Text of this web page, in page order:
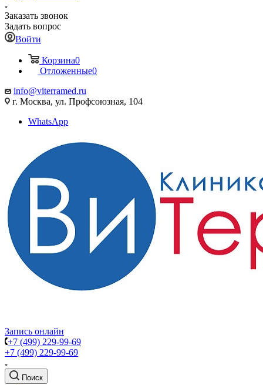
Заказать звонок
Задать вопрос
Войти
Корзина0
Отложенные0
info@viterramed.ru
г. Москва, ул. Профсоюзная, 104
WhatsApp
Запись онлайн
+7 (499) 229-99-69
+7 (499) 229-99-69
Поиск